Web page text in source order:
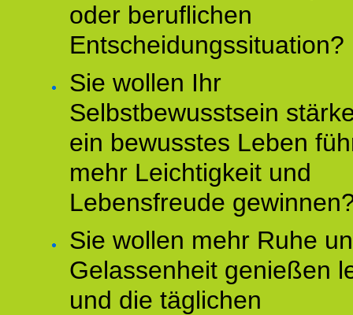
oder beruflichen
Entscheidungssituation?
Sie wollen Ihr
Selbstbewusstsein
ein bewusstes Leben
mehr Leichtigkeit und
Lebensfreude
Sie wollen mehr Ruhe
Gelassenheit genießen
und die täglichen